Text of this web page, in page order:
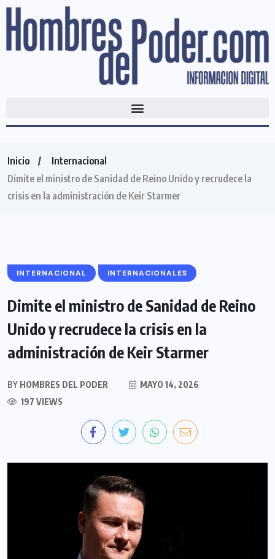
Inicio
Internacional
Dimite el ministro de Sanidad de Reino Unido y recrudece la
crisis en la administración de Keir Starmer
INTERNACIONAL INTERNACIONALES
Dimite el ministro de Sanidad de Reino
Unido y recrudece la crisis en la
administración de Keir Starmer
BY HOMBRES DEL PODER
MAYO 14, 2026
197 VIEWS